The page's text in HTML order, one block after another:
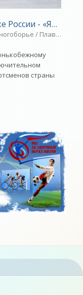
России -
/ Плавание /
страны